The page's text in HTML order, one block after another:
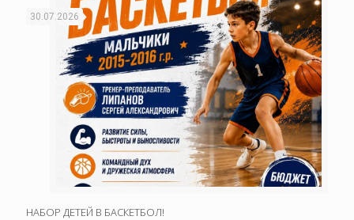
30.07.2026
НАБОР ДЕТЕЙ В БАСКЕТБОЛ!